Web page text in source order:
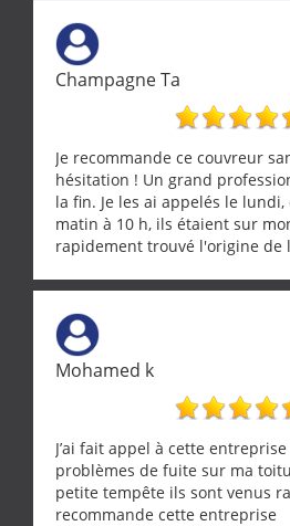
œuvre sans besoin d'y revenir.
Champagne Ta
Je recommande ce couvreur
hésitation ! Un grand
la fin. Je les ai appelés le
matin à 10 h, ils étaient sur
rapidement trouvé l'origine de
Une équipe sérieuse, réactive
vraiment rassurant de pouvoir
artisans aussi professionnels.
Mohamed k
J’ai fait appel à cette
problèmes de fuite sur ma
petite tempête ils sont venus
recommande cette entreprise